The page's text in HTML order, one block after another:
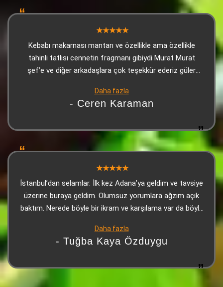
Kebabı makarnası mantarı ve özellikle ama özellikle
tahinli tatlısı cennetin fragmanı gibiydi Murat Murat
şef’e ve diğer arkadaşlara çok teşekkür ederiz güler
Adana’daysanız ve bu yorumu okuyorsanız mutlaka en
azından tatmanızı şiddetle tavsiye ediyorum. Son olarak
Daha fazla
- Ceren Karaman
İstanbul’dan selamlar. İlk kez Adana’ya geldim ve tavsiye
üzerine buraya geldim. Olumsuz yorumlara ağzım açık
baktım. Nerede böyle bir ikram ve karşılama var da böyle
konusunda ise makarnası, Adana kebabı ve ikramları
gayet güzeldi. Üzerine tatlı da ikram ettiler. Kesinlikle
andan itibaren manipüle ettiklerini düşünüyorum
Daha fazla
- Tuğba Kaya Özduygu